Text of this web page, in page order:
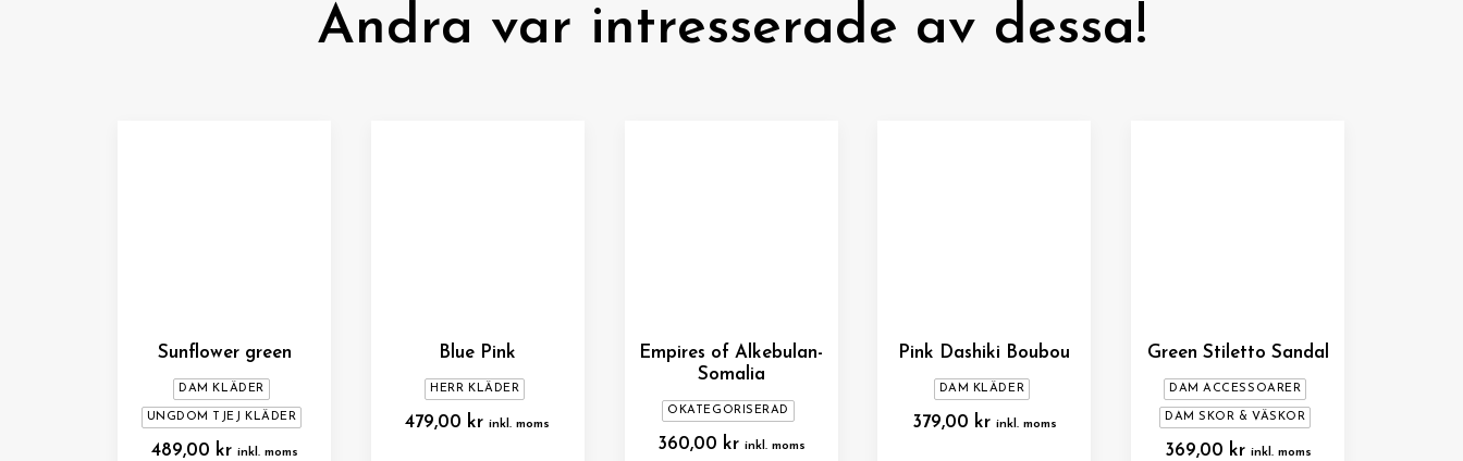
Andra var intresserade av dessa!
Sunflower green
DAM KLÄDER
UNGDOM TJEJ KLÄDER
489,00 kr inkl. moms
Blue Pink
HERR KLÄDER
479,00 kr inkl. moms
Empires of Alkebulan-
Somalia
OKATEGORISERAD
360,00 kr inkl. moms
Pink Dashiki Boubou
DAM KLÄDER
379,00 kr inkl. moms
Green Stiletto Sandal
DAM ACCESSOARER
DAM SKOR & VÄSKOR
369,00 kr inkl. moms